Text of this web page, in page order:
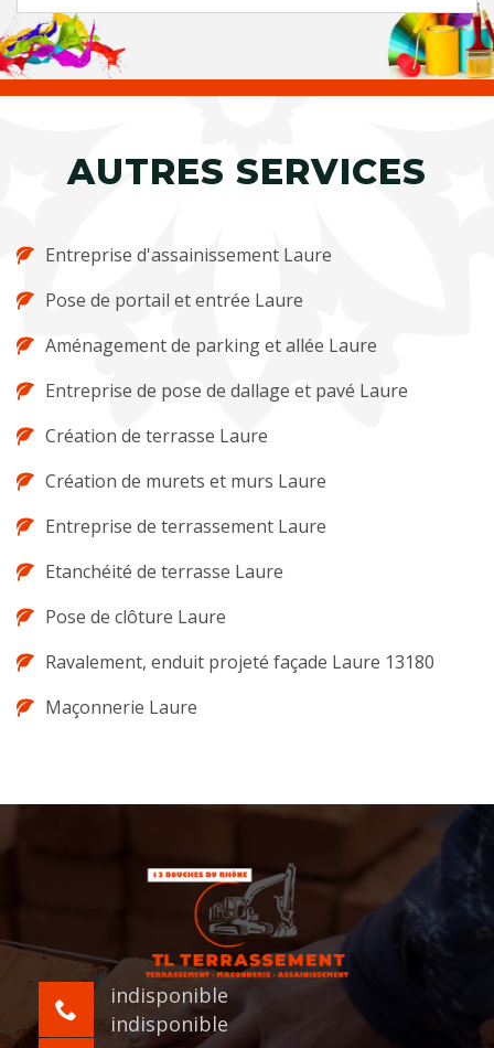
AUTRES SERVICES
Entreprise d'assainissement Laure
Pose de portail et entrée Laure
Aménagement de parking et allée Laure
Entreprise de pose de dallage et pavé Laure
Création de terrasse Laure
Création de murets et murs Laure
Entreprise de terrassement Laure
Etanchéité de terrasse Laure
Pose de clôture Laure
Ravalement, enduit projeté façade Laure 13180
Maçonnerie Laure
indisponible
indisponible